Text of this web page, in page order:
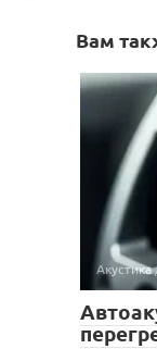
Вам
Акустика